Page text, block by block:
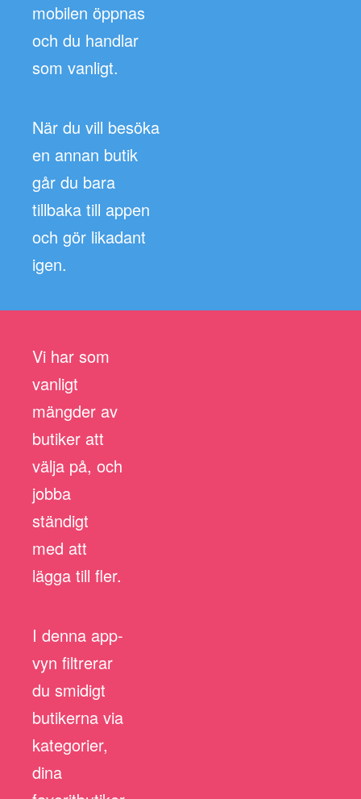
mobilen öppnas
och du handlar
som vanligt.
När du vill besöka
en annan butik
går du bara
tillbaka till appen
och gör likadant
igen.
Vi har som
vanligt
mängder av
butiker att
välja på, och
jobba
ständigt
med att
lägga till fler.
I denna app-
vyn filtrerar
du smidigt
butikerna via
kategorier,
dina